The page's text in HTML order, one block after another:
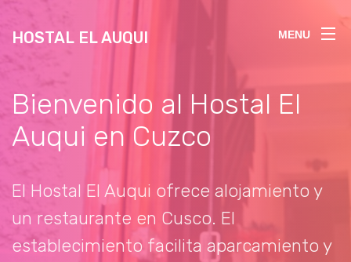
HOSTAL EL AUQUI MENU
Bienvenido al Hostal El
Auqui en Cuzco
El Hostal El Auqui ofrece alojamiento y
un restaurante en Cusco. El
establecimiento facilita aparcamiento y